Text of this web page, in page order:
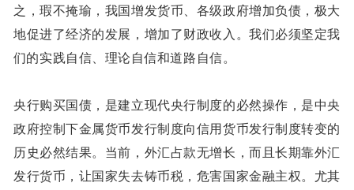
之，瑕不掩瑜，我国增发货币、各级政府增加负债，极大
地促进了经济的发展，增加了财政收入。我们必须坚定我
们的实践自信、理论自信和道路自信。
央行购买国债，是建立现代央行制度的必然操作，是中央
政府控制下金属货币发行制度向信用货币发行制度转变的
历史必然结果。当前，外汇占款无增长，而且长期靠外汇
发行货币，让国家失去铸币税，危害国家金融主权。尤其